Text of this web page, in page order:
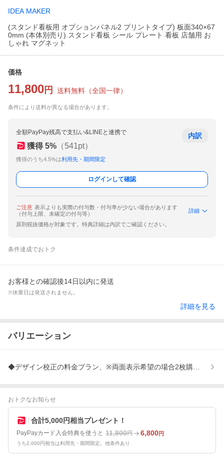
IDEA MAKER
(スタンド看板用 オプションパネル2 プリントタイプ) 板面340×67
0mm (本体別売り) スタンド看板 シール プレート 看板 店舗用 お
しゃれ マグネット
価格
11,800 円 送料無料 （全国一律）
条件により送料が異なる場合があります。
全額PayPay残高で支払い&LINEと連携で
獲得 5% （541pt）
獲得のうち4.5%は利用先・期間限定
内訳
ログインして確認
ご注意 表示よりも実際の付与数・付与率が少ない場合があります
（付与上限、未確定の付与等）
詳細
原則税抜価格が対象です。特典詳細は内訳でご確認ください。
条件達成でおトク
お客様との確認後14日以内に発送
※休業日は発送されません。
詳細を見る
バリエーション
◆デザイン校正の料金プラン、※両面表示希望の場合2枚購入、★商
おトクなお知らせ
合計5,000円相当プレゼント！
PayPayカード入会特典を使うと 11,800円 6,800円
うち2,000円相当は利用先・期間限定。他条件あり